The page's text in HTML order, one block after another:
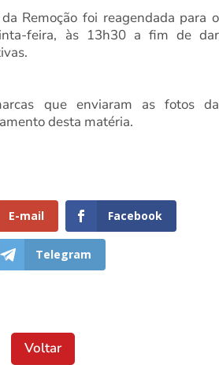
Remoção foi reagendada para o
feira, às 13h30 a fim de dar
que enviaram as fotos da
desta matéria.
E-mail Facebook
Telegram
Voltar